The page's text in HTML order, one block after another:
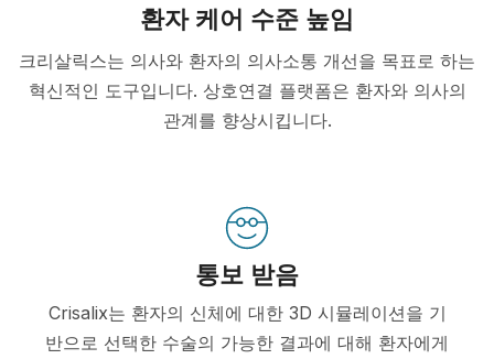
환자 케어 수준 높임
크리살릭스는 의사와 환자의 의사소통 개선을 목표로 하는
혁신적인 도구입니다. 상호연결 플랫폼은 환자와 의사의
관계를 향상시킵니다.
통보 받음
Crisalix는 환자의 신체에 대한 3D 시뮬레이션을 기
반으로 선택한 수술의 가능한 결과에 대해 환자에게